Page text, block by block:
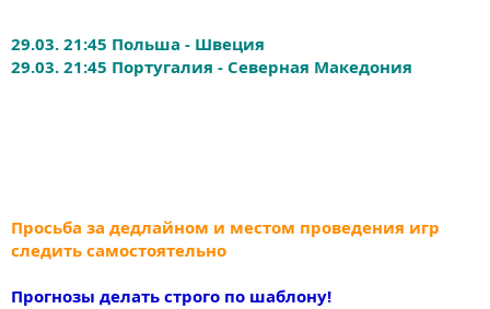
29.03. 21:45 Польша - Швеция
29.03. 21:45 Португалия - Северная Македония
Просьба за дедлайном и местом проведения игр
следить самостоятельно
Прогнозы делать строго по шаблону!